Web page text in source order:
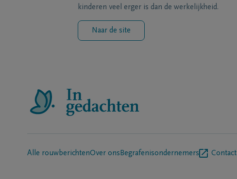
kinderen veel erger is dan de werkelijkheid.
Naar de site
Alle rouwberichtenOver ons Begrafenisondernemers Contact